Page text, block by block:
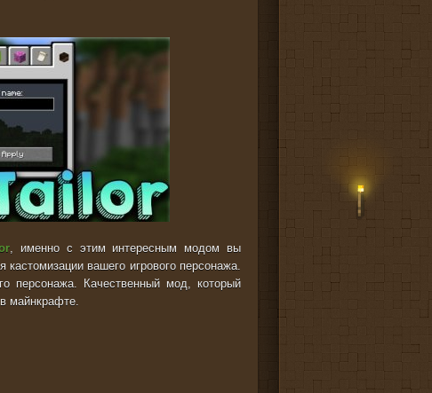
, именно с этим интересным модом вы
вашего игрового персонажа.
персонажа. Качественный мод, который
майнкрафте.